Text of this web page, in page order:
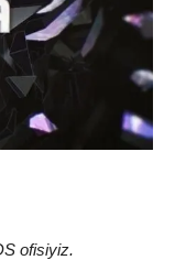
ofisiyiz.